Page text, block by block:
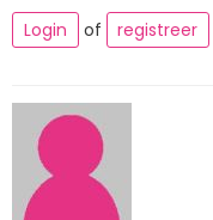
Login
of registreer